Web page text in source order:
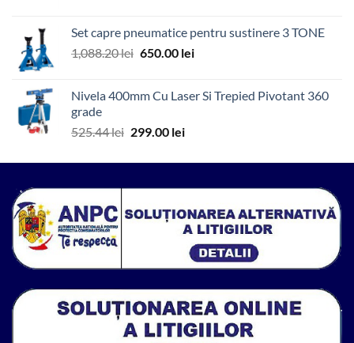
fost:
571.86 lei.
35.00 lei.
Set capre pneumatice pentru sustinere 3 TONE
1,088.20lei Prețul
fost:
650.00 leiPrețul
650.00 lei.
Nivela 400mm Cu Laser Si Trepied Pivotant 360
grade
525.44lei Prețul
a
299.00 leiPrețul
este: